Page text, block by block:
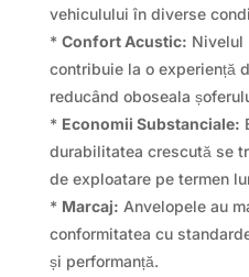
vehiculului în diverse
* Confort Acustic: Nivelul
contribuie la o experiență
reducând oboseala
* Economii Substanciale:
durabilitatea crescută se
de exploatare pe termen
* Marcaj: Anvelopele au
conformitatea cu
și performanță.